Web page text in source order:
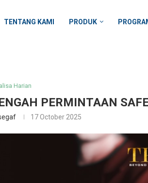
TENTANG KAMI PRODUK
Harian
PERMINTAAN
17 October 2025